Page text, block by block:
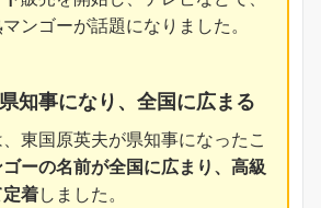
ンゴーが話題になりました。
知事になり、全国に広まる
東国原英夫が県知事になったこ
ーの名前が全国に広まり、高級
定着しました。